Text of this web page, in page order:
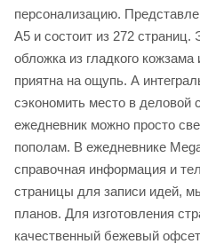
персонализацию.
А5 и состоит из 272 страниц.
обложка из гладкого
приятна на ощупь. А
сэкономить место в деловой
ежедневник можно просто
пополам. В ежедневнике
справочная информация и
страницы для записи идей,
планов. Для изготовления
качественный бежевый